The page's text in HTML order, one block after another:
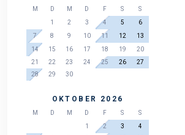
M D M D F S
S
1
2 3 4 5
6
7
8 9 10 11 12
13
14
15 16 17 18 19
20
21
22 23 24 25 26
27
28
29 30
OKTOBER 2026
M D M D F S
S
1
2 3
4